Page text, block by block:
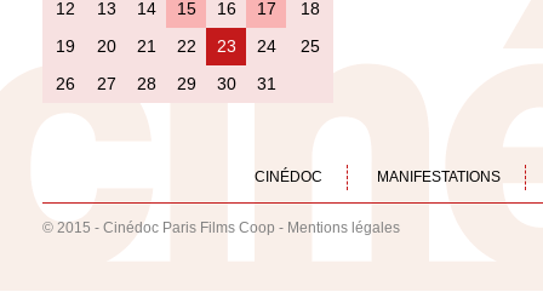
12
13 14 15 16 17
18
19
20 21 22 23 24
25
26
27 28 29 30 31
CINÉDOC MANIFESTATIONS
© 2015 - Cinédoc Paris Films Coop - Mentions légales